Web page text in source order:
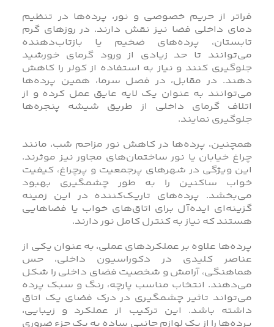
فراتر از حریم خصوصی و نور، پرده‌ها در تنظیم
دمای داخلی فضا نیز نقش دارند. در روزهای گرم
تابستان، پرده‌های ضخیم یا بازتاب‌دهنده
می‌توانند تا حد زیادی از ورود گرمای خورشید
جلوگیری کنند و نیاز به استفاده از کولر را کاهش
دهند. در مقابل، در فصل سرما، همین پرده‌ها
می‌توانند به عنوان یک لایه عایق عمل کرده و از
اتلاف گرمای داخلی از طریق شیشه پنجره‌ها
جلوگیری نمایند.
همچنین، پرده‌ها در کاهش نور مزاحم شب، مانند
چراغ خیابان یا نور ساختمان‌های مجاور نیز موثرند.
این ویژگی در شهرهای پرجمعیت و پرچراغ، کیفیت
خواب ساکنین را به‌ طور چشمگیری بهبود
می‌بخشد. پرده‌های تاریک‌کننده در این زمینه
گزینه‌ای ایده‌آل برای اتاق‌های خواب یا فضاهایی
هستند که نیاز به کنترل کامل نور دارند.
پرده‌ها علاوه بر عملکردهای عملی، به‌ عنوان یکی از
عناصر کلیدی در دکوراسیون داخلی، حس
هماهنگی، آرامش و شخصیت فضای داخلی را شکل
می‌دهند. انتخاب مناسب پارچه، رنگ و سبک پرده
می‌تواند تاثیر چشمگیری در درک فضای یک اتاق
داشته باشد. این ترکیب از عملکرد و زیبایی،
پرده‌ها را از یک لوازم جانبی ساده به یک جزء ضروری